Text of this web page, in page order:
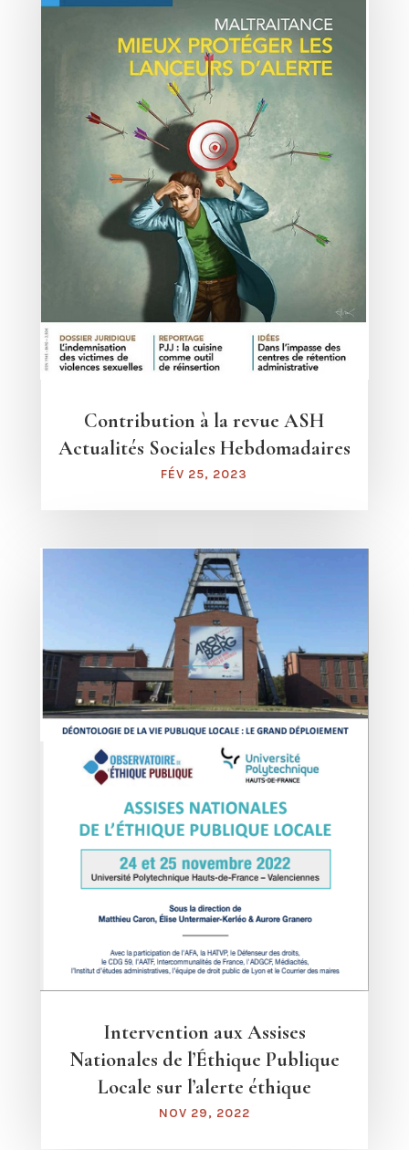
Contribution à la revue ASH
Actualités Sociales Hebdomadaires
FÉV 25, 2023
Intervention aux Assises
Nationales de l’Éthique Publique
Locale sur l’alerte éthique
NOV 29, 2022